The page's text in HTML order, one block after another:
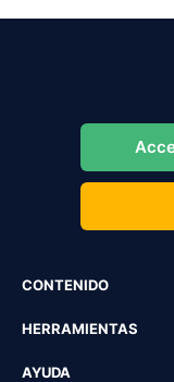
CONTENIDO
HERRAMIENTAS
AYUDA